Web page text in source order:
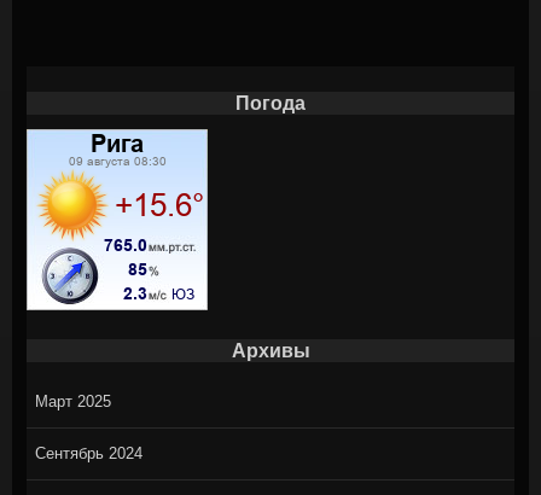
Погода
Архивы
Март 2025
Сентябрь 2024